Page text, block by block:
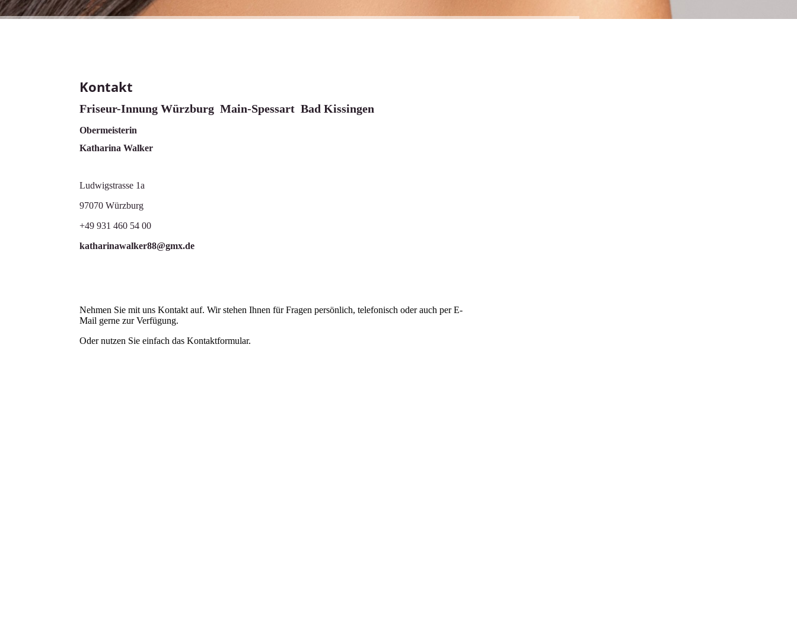
Kontakt
Friseur-Innung Würzburg Main-Spessart Bad Kissingen
Obermeisterin
Katharina Walker
Ludwigstrasse 1a
97070 Würzburg
+49 931 460 54 00
katharinawalker88@gmx.de
Nehmen Sie mit uns Kontakt auf. Wir stehen Ihnen für Fragen persönlich, telefonisch oder auch per E-
Mail gerne zur Verfügung.
Oder nutzen Sie einfach das Kontaktformular.